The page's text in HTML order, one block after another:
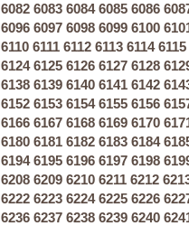
6082 6083 6084 6085 6086
6096 6097 6098 6099 6100
6110 6111 6112 6113 6114 6115
6124 6125 6126 6127 6128
6138 6139 6140 6141 6142
6152 6153 6154 6155 6156
6166 6167 6168 6169 6170
6180 6181 6182 6183 6184
6194 6195 6196 6197 6198
6208 6209 6210 6211 6212
6222 6223 6224 6225 6226
6236 6237 6238 6239 6240